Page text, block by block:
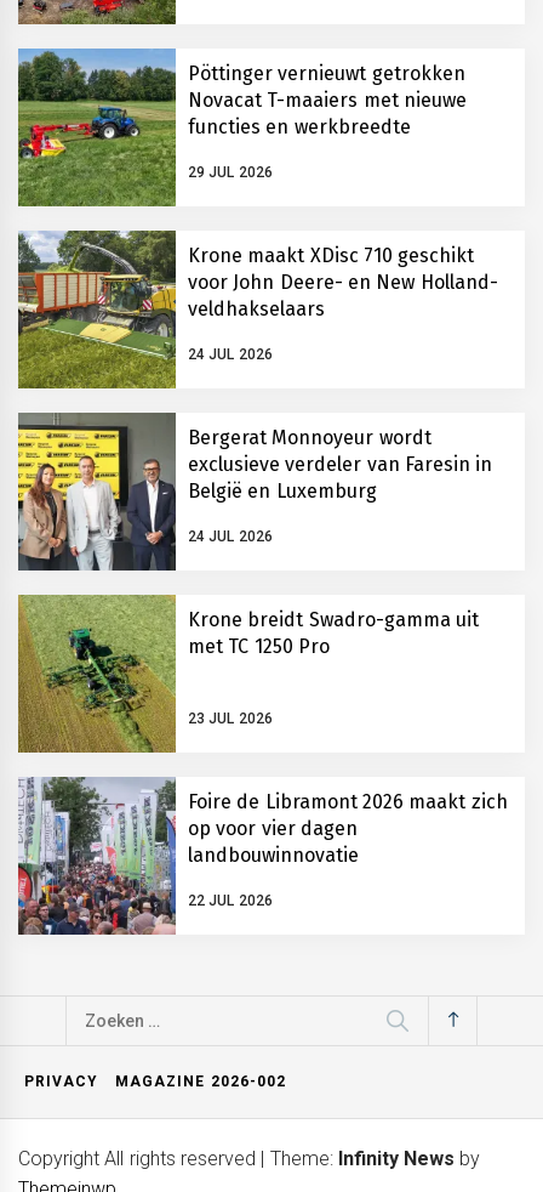
Pöttinger vernieuwt getrokken
Novacat T-maaiers met nieuwe
functies en werkbreedte
29 JUL 2026
Krone maakt XDisc 710 geschikt
voor John Deere- en New Holland-
veldhakselaars
24 JUL 2026
Bergerat Monnoyeur wordt
exclusieve verdeler van Faresin in
België en Luxemburg
24 JUL 2026
Krone breidt Swadro-gamma uit
met TC 1250 Pro
23 JUL 2026
Foire de Libramont 2026 maakt zich
op voor vier dagen
landbouwinnovatie
22 JUL 2026
Zoeken
PRIVACY MAGAZINE 2026-002
Copyright All rights reserved Theme: Infinity News by